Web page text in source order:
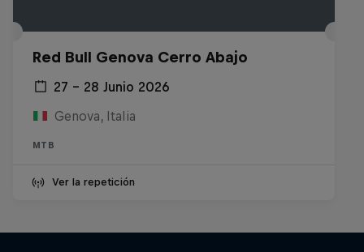
Red Bull Genova Cerro Abajo
27 – 28 Junio 2026
Genova, Italia
MTB
Ver la repetición